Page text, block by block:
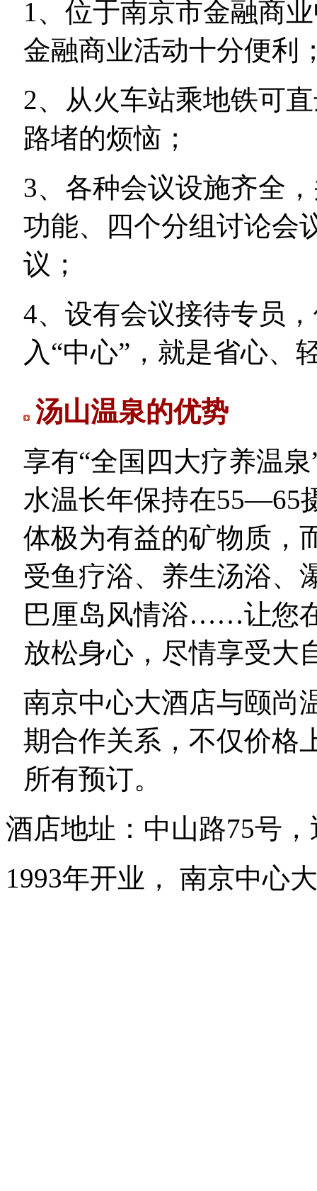
1、位于南京市金融商
金融商业活动十分便利
2、从火车站乘地铁可
路堵的烦恼；
3、各种会议设施齐全
功能、四个分组讨论会
议；
4、设有会议接待专员
入“中心”，就是省心、
汤山温泉的优势
享有“全国四大疗养温
水温长年保持在55—65
体极为有益的矿物质，
受鱼疗浴、养生汤浴、
巴厘岛风情浴……让您
放松身心，尽情享受大
南京中心大酒店与颐尚
期合作关系，不仅价格
所有预订。
酒店地址：中山路75号
1993年开业， 南京中